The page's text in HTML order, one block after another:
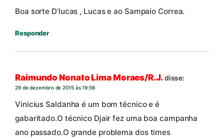
Boa sorte D’lucas , Lucas e ao Sampaio Correa.
Responder
Raimundo Nonato Lima Moraes/R.J.disse:
29 de dezembro de 2015 às 19:56
Vinicius Saldanha é um bom técnico e é
gabaritado.O técnico Djair fez uma boa campanha
ano passado.O grande problema dos times